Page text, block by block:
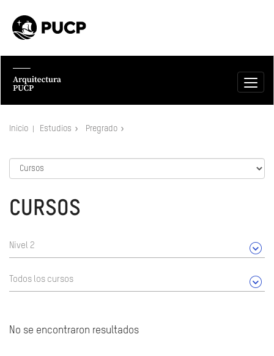
Inicio Estudios Pregrado
CURSOS
Nivel 2
Todos los cursos
No se encontraron resultados